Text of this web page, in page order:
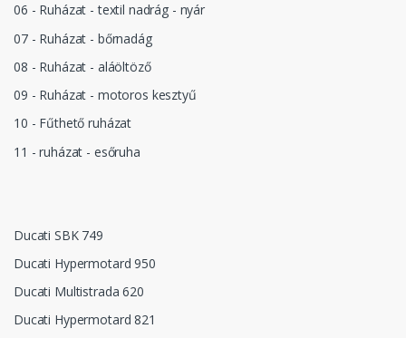
06 - Ruházat - textil nadrág - nyár
07 - Ruházat - bőrnadág
08 - Ruházat - aláöltöző
09 - Ruházat - motoros kesztyű
10 - Fűthető ruházat
11 - ruházat - esőruha
Ducati SBK 749
Ducati Hypermotard 950
Ducati Multistrada 620
Ducati Hypermotard 821